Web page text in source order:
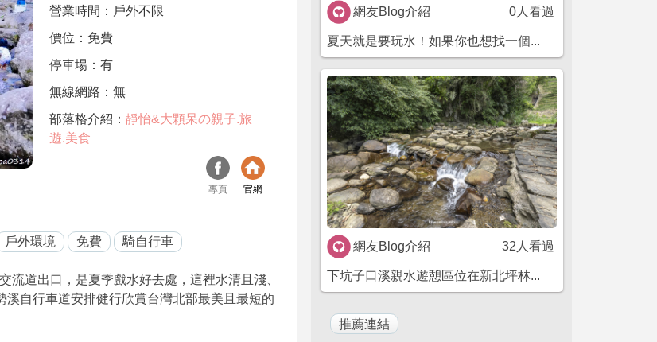
營業時間：戶外不限
價位：免費
停車場：有
無線網路：無
部落格介紹：靜怡&大顆呆の親子.旅
遊.美食
專頁 官網
戶外環境 免費 騎自行車
道出口，是夏季戲水好去處，這裡水清且淺、
自行車道安排健行欣賞台灣北部最美且最短的
網友Blog介紹 0人看過
夏天就是要玩水！如果你也想找一個...
網友Blog介紹 32人看過
下坑子口溪親水遊憩區位在新北坪林...